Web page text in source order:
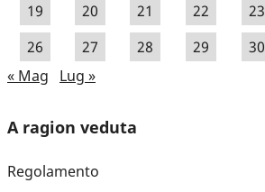
19
20 21 22 23
26
27 28 29
30
« Mag
Lug »
A ragion veduta
Regolamento